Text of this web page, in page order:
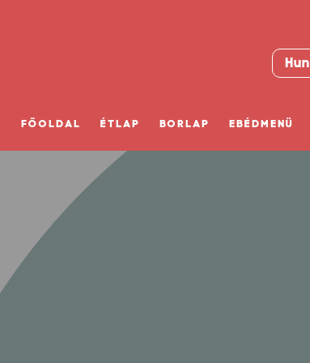
Hun
FŐOLDAL ÉTLAP BORLAP EBÉDMENÜ